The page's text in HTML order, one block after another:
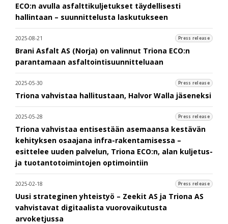
ECO:n avulla asfalttikuljetukset täydellisesti
hallintaan – suunnittelusta laskutukseen
2025-08-21 Press release
Brani Asfalt AS (Norja) on valinnut Triona ECO:n
parantamaan asfaltointisuunnitteluaan
2025-05-30 Press release
Triona vahvistaa hallitustaan, Halvor Walla jäseneksi
2025-05-28 Press release
Triona vahvistaa entisestään asemaansa kestävän
kehityksen osaajana infra-rakentamisessa –
esittelee uuden palvelun, Triona ECO:n, alan kuljetus-
ja tuotantotoimintojen optimointiin
2025-02-18 Press release
Uusi strateginen yhteistyö – Zeekit AS ja Triona AS
vahvistavat digitaalista vuorovaikutusta
arvoketjussa